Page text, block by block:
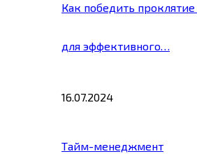
Как победить
для эффективного…
16.07.2024
Тайм-менеджмент